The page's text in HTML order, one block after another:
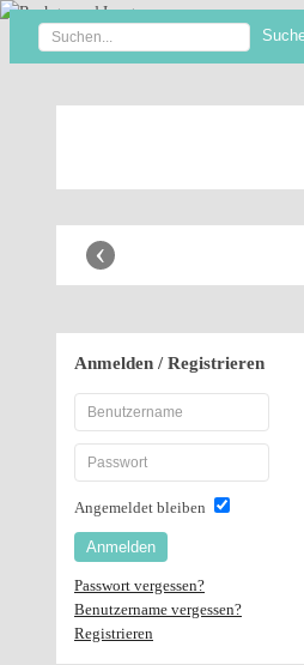
‹
Anmelden / Registrieren
Angemeldet bleiben
Anmelden
Passwort vergessen?
Benutzername vergessen?
Registrieren